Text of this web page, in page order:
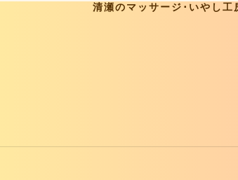
清瀬のマッサージ･いやし工